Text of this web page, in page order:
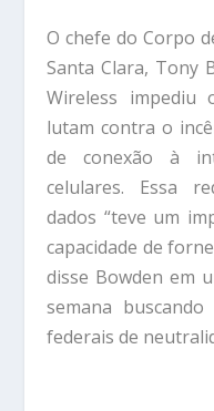
O chefe do Corpo
Santa Clara, Tony
Wireless
lutam contra o
de conexão à
celulares. Essa
dados “teve um
capacidade de
disse Bowden em
semana
federais de